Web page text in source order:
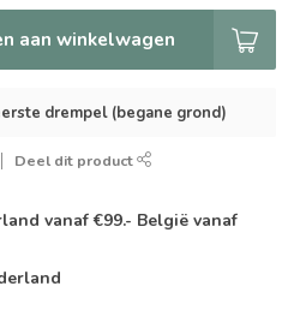
aan winkelwagen
drempel (begane grond)
Deel dit product
vanaf €99.- België vanaf